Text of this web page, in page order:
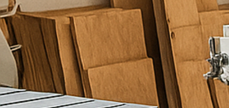
ר
ו
ת
כ
ם
מ
ל